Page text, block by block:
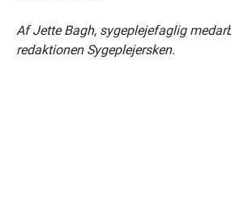
Af Jette Bagh, sygeplejefaglig
redaktionen Sygeplejersken.